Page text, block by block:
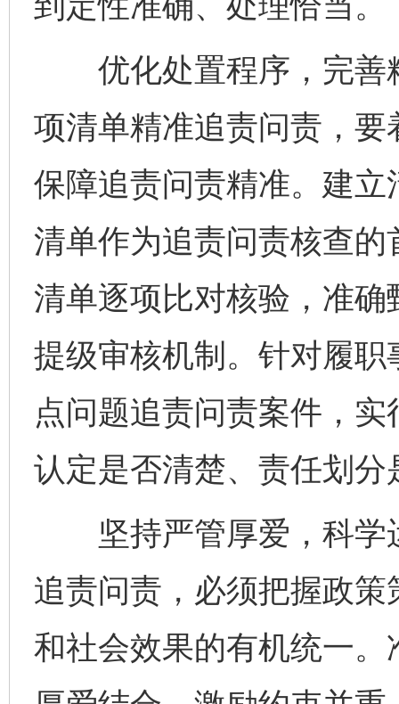
优化处置程序，完善
项清单精准追责问责，
保障追责问责精准。建
清单作为追责问责核查的
清单逐项比对核验，准
提级审核机制。针对履
点问题追责问责案件，
认定是否清楚、责任划分
坚持严管厚爱，科学
追责问责，必须把握政
和社会效果的有机统一。